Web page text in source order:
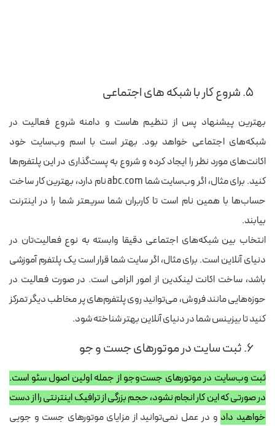
۵. شروع کار با شبکه های اجتماعی
بهترین پیشنهاد پس از تنظیم هاست و دامنه شروع فعالیت در
شبکه‌های اجتماعی خواهد بود. بهتر است با اسم وب‌سایت خود
اکانت‌های مورد نظر را ایجاد کرده و شروع به پست‌گذاری در این پلتفرم‌ها
کنید. برای مثال، اگر وب‌سایت شما abc.com نام دارد، بهترین کار ساخت
حساب‌ها با همین نام است تا کاربران شما سریعتر شما را در اینترنت
بیابند.
انتخاب بین شبکه‌های اجتماعی دقیقا وابسته به نوع فعالیت‌تان در
دنیای آنلاین است. برای مثال، اگر سایت شما قرار است یک پلتفرم آموزشی
باشد، ساخت اکانت لینکدین از امور الزامی است. در صورت فعالیت در
حوزه‌هایی مانند فروش، می‌توانید روی پلتفرم‌های پر مخاطب دیگر تمرکز
کنید تا بیزینس شما در دنیای آنلاین بهتر شناخته شود.
۶. ثبت سایت در موتورهای جست و جو
ثبت وب‌سایت در موتورهای جست‌وجو از جمله اولین اصول سئو است.
در صورتی که این کار انجام نشود، حجم بزرگی از ترافیک اینترنتی را از دست
خواهید داد و در عمل نمی‌توانید از مزایای موتورهای جست و جویی